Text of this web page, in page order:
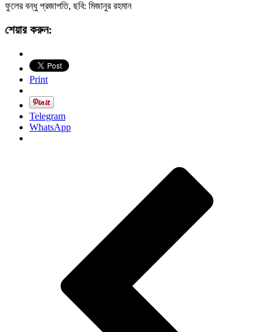
ফুলের বন্ধু প্রজাপতি, ছবি: মিজানুর রহমান
শেয়ার করুন:
Print
Telegram
WhatsApp